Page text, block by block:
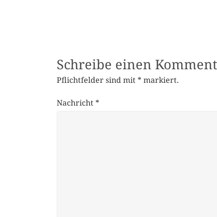
Schreibe einen
Pflichtfelder sind mit * markiert.
Nachricht *